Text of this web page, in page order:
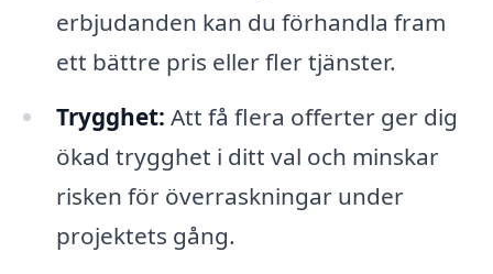
erbjudanden kan du förhandla fram
ett bättre pris eller fler tjänster.
Trygghet: Att få flera offerter ger dig
ökad trygghet i ditt val och minskar
risken för överraskningar under
projektets gång.